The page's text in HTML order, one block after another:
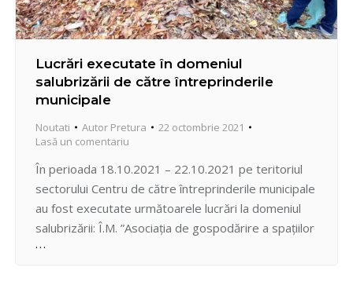
Lucrări executate în domeniul
salubrizării de către întreprinderile
municipale
Noutati Autor Pretura
22 octombrie 2021
Lasă un comentariu
În perioada 18.10.2021 – 22.10.2021 pe teritoriul
sectorului Centru de către întreprinderile municipale
au fost executate următoarele lucrări la domeniul
salubrizării: Î.M. ”Asociația de gospodărire a spațiilor
verzi” au executat lucrările de cosire, greblare și